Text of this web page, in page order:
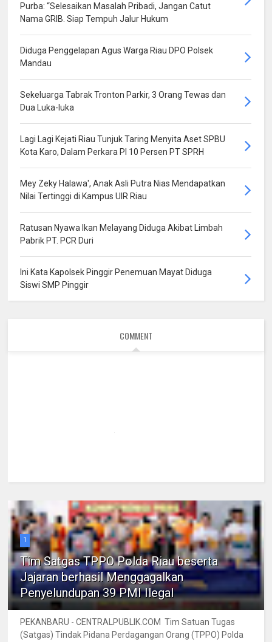
Purba: “Selesaikan Masalah Pribadi, Jangan Catut
Nama GRIB. Siap Tempuh Jalur Hukum
Diduga Penggelapan Agus Warga Riau DPO Polsek
Mandau
Sekeluarga Tabrak Tronton Parkir, 3 Orang Tewas dan
Dua Luka-luka
Lagi Lagi Kejati Riau Tunjuk Taring Menyita Aset SPBU
Kota Karo, Dalam Perkara PI 10 Persen PT SPRH
Mey Zeky Halawa', Anak Asli Putra Nias Mendapatkan
Nilai Tertinggi di Kampus UIR Riau
Ratusan Nyawa Ikan Melayang Diduga Akibat Limbah
Pabrik PT. PCR Duri
Ini Kata Kapolsek Pinggir Penemuan Mayat Diduga
Siswi SMP Pinggir
COMMENT
1
Tim Satgas TPPO Polda Riau beserta
Jajaran berhasil Menggagalkan
Penyelundupan 39 PMI Ilegal
PEKANBARU - CENTRALPUBLIK.COM Tim Satuan Tugas
(Satgas) Tindak Pidana Perdagangan Orang (TPPO) Polda